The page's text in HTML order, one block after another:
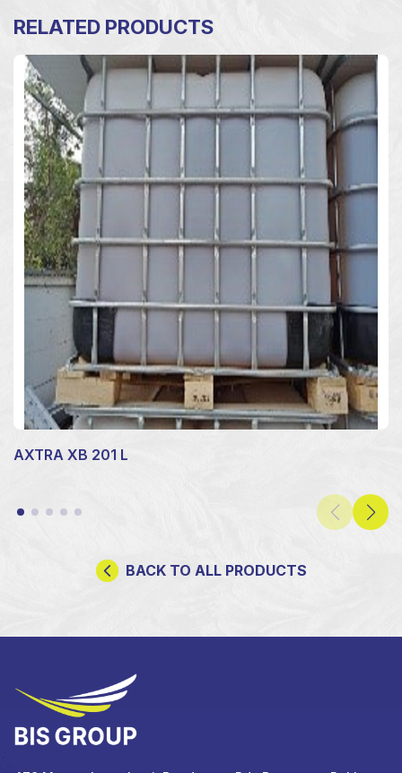
RELATED PRODUCTS
AXTRA XB 201 L
BACK TO ALL PRODUCTS